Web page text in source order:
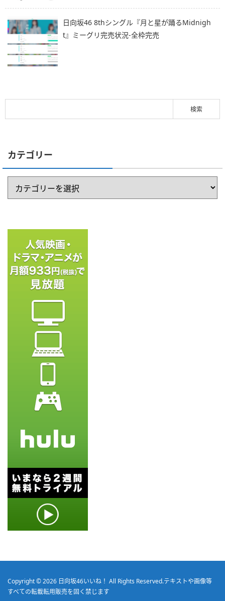
日向坂46 8thシングル『月と星が踊るMidnigh
t』ミーグリ完売状況-全枠完売
カテゴリー
Copyright © 2026 日向坂46いいね！ All Rights Reserved.テキストや画像等
すべての転載転用販売を固く禁じます